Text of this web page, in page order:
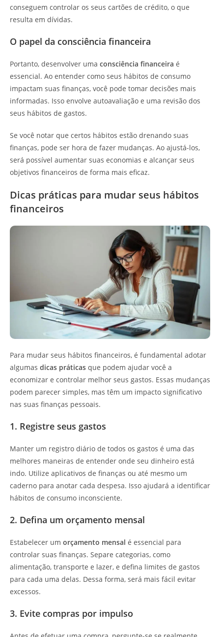
conseguem controlar os seus cartões de crédito, o que
resulta em dívidas.
O papel da consciência financeira
Portanto, desenvolver uma consciência financeira é
essencial. Ao entender como seus hábitos de consumo
impactam suas finanças, você pode tomar decisões mais
informadas. Isso envolve autoavaliação e uma revisão dos
seus hábitos de gastos.
Se você notar que certos hábitos estão drenando suas
finanças, pode ser hora de fazer mudanças. Ao ajustá-los,
será possível aumentar suas economias e alcançar seus
objetivos financeiros de forma mais eficaz.
Dicas práticas para mudar seus hábitos
financeiros
Para mudar seus hábitos financeiros, é fundamental adotar
algumas dicas práticas que podem ajudar você a
economizar e controlar melhor seus gastos. Essas mudanças
podem parecer simples, mas têm um impacto significativo
nas suas finanças pessoais.
1. Registre seus gastos
Manter um registro diário de todos os gastos é uma das
melhores maneiras de entender onde seu dinheiro está
indo. Utilize aplicativos de finanças ou até mesmo um
caderno para anotar cada despesa. Isso ajudará a identificar
hábitos de consumo inconsciente.
2. Defina um orçamento mensal
Estabelecer um orçamento mensal é essencial para
controlar suas finanças. Separe categorias, como
alimentação, transporte e lazer, e defina limites de gastos
para cada uma delas. Dessa forma, será mais fácil evitar
excessos.
3. Evite compras por impulso